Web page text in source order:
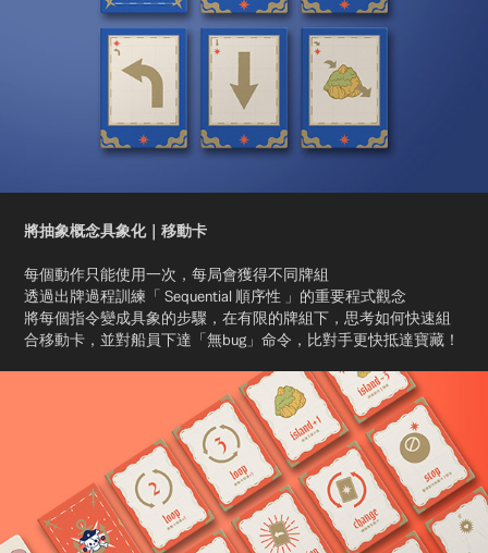
將抽象概念具象化｜移動卡
每個動作只能使用一次，每局會獲得不同牌組
透過出牌過程訓練「 Sequential 順序性 」的重要程式觀念
將每個指令變成具象的步驟，在有限的牌組下，思考如何快速組
合移動卡，並對船員下達「無bug」命令，比對手更快抵達寶藏！